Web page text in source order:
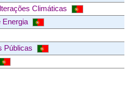
Climáticas
Energia
Públicas